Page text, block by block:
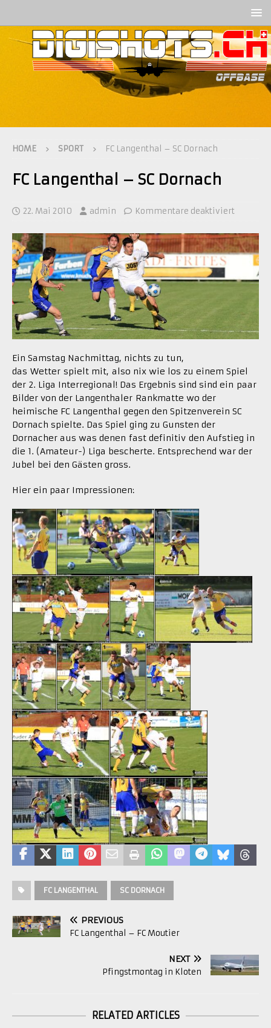
HOME SPORT FC Langenthal – SC Dornach
FC Langenthal – SC Dornach
22. Mai 2010 admin Kommentare deaktiviert
Ein Samstag Nachmittag, nichts zu tun,
das Wetter spielt mit, also nix wie los zu einem Spiel
der 2. Liga Interregional! Das Ergebnis sind sind ein paar
Bilder von der Langenthaler Rankmatte wo der
heimische FC Langenthal gegen den Spitzenverein SC
Dornach spielte. Das Spiel ging zu Gunsten der
Dornacher aus was denen fast definitiv den Aufstieg in
die 1. (Amateur-) Liga bescherte. Entsprechend war der
Jubel bei den Gästen gross.
Hier ein paar Impressionen:
FC LANGENTHAL SC DORNACH
PREVIOUS
FC Langenthal – FC Moutier
NEXT
Pfingstmontag in Kloten
RELATED ARTICLES